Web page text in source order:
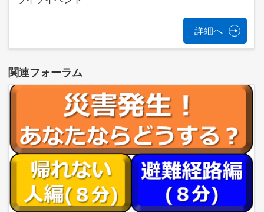
詳細へ
関連フォーラム